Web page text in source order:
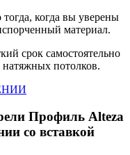
когда вы уверены
материал.
срок самостоятельно
натяжных потолков.
Профиль Alteza
со вставкой